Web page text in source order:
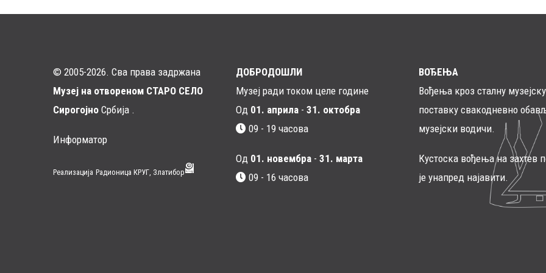
© 2005-2026. Сва права задржана
Музеј на отвореном СТАРО СЕЛО
Сирогојно Србија .
Информатор
Реализација Радионица КРУГ, Златибор
ДОБРОДОШЛИ
Музеј ради током целе године
Од 01. априла - 31. октобра
09 - 19 часова
Од 01. новембра - 31. марта
09 - 16 часовa
ВОЂЕЊА
Вођења кроз сталну музејску
поставку свакодневно
музејски водичи.
Кустоска вођења на захтев
је унапред најавити.